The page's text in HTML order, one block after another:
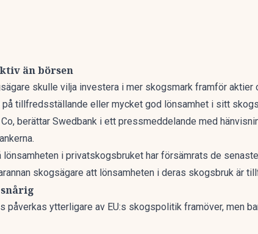
än börsen
skulle vilja investera i mer skogsmark framför
på tillfredsställande eller mycket god lönsamhet i sitt
berättar Swedbank i ett pressmeddelande med
lönsamheten i privatskogsbruket har försämrats de
skogsägare att lönsamheten i deras skogsbruk är
påverkas ytterligare av EU:s skogspolitik framöver, men